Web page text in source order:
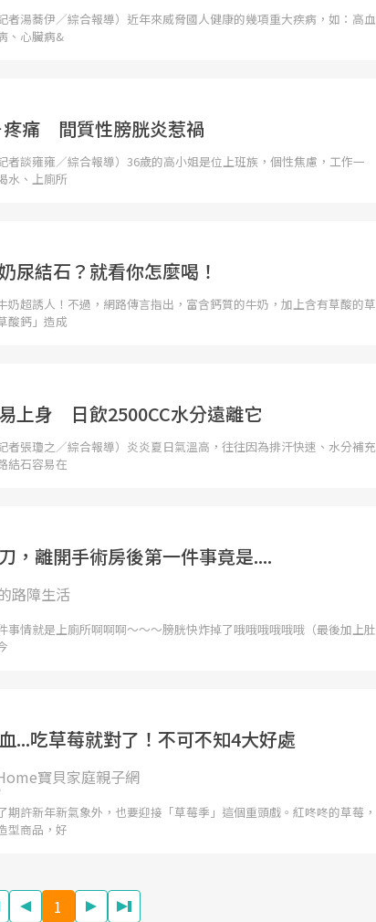
者湯蕎伊／綜合報導）近年來威脅國人健康的幾項重大疾病，如：高血
、心臟病&
疼痛 間質性膀胱炎惹禍
者談雍雍／綜合報導）36歲的高小姐是位上班族，個性焦慮，工作一
水、上廁所
尿結石？就看你怎麼喝！
奶超誘人！不過，網路傳言指出，富含鈣質的牛奶，加上含有草酸的草
酸鈣」造成
上身 日飲2500CC水分遠離它
者張瓊之／綜合報導）炎炎夏日氣溫高，往往因為排汗快速、水分補充
結石容易在
，離開手術房後第一件事竟是....
路障生活
事情就是上廁所啊啊啊～～～膀胱快炸掉了哦哦哦哦哦哦（最後加上肚
...吃草莓就對了！不可不知4大好處
寶貝家庭親子網
期許新年新氣象外，也要迎接「草莓季」這個重頭戲。紅咚咚的草莓，
型商品，好
1